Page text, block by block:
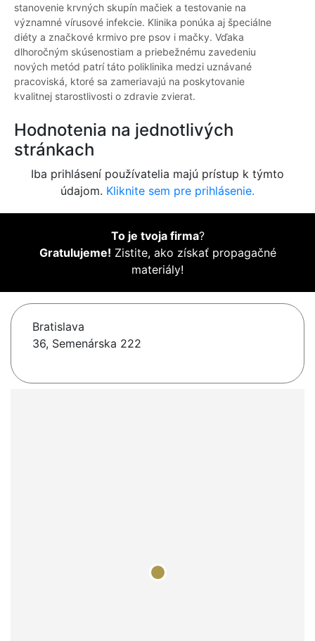
stanovenie krvných skupín mačiek a testovanie na
významné vírusové infekcie. Klinika ponúka aj špeciálne
diéty a značkové krmivo pre psov i mačky. Vďaka
dlhoročným skúsenostiam a priebežnému zavedeniu
nových metód patrí táto poliklinika medzi uznávané
pracoviská, ktoré sa zameriavajú na poskytovanie
kvalitnej starostlivosti o zdravie zvierat.
Hodnotenia na jednotlivých
stránkach
Iba prihlásení používatelia majú prístup k týmto
údajom. Kliknite sem pre prihlásenie.
To je tvoja firma?
Gratulujeme! Zistite, ako získať propagačné
materiály!
Bratislava
36, Semenárska 222